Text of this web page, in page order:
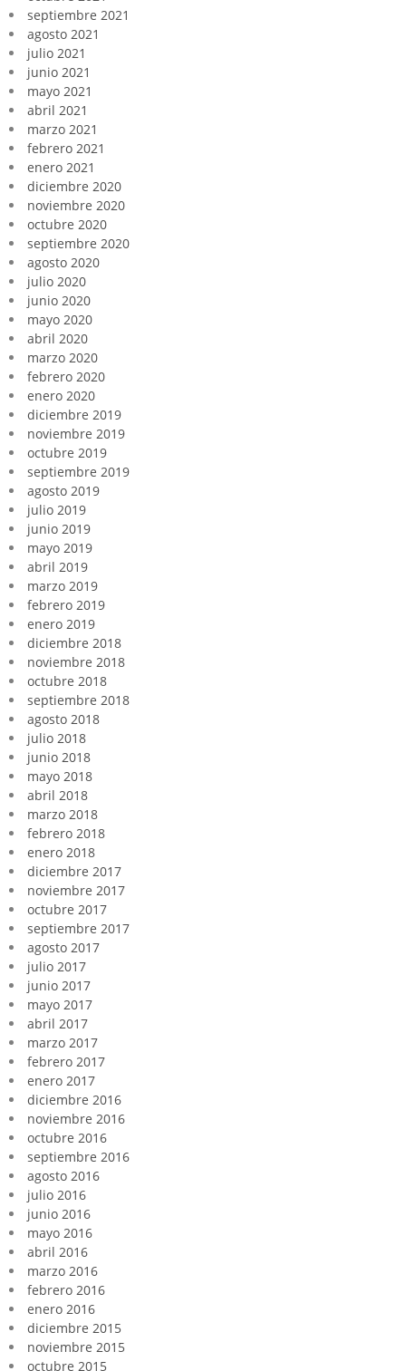
septiembre 2021
agosto 2021
julio 2021
junio 2021
mayo 2021
abril 2021
marzo 2021
febrero 2021
enero 2021
diciembre 2020
noviembre 2020
octubre 2020
septiembre 2020
agosto 2020
julio 2020
junio 2020
mayo 2020
abril 2020
marzo 2020
febrero 2020
enero 2020
diciembre 2019
noviembre 2019
octubre 2019
septiembre 2019
agosto 2019
julio 2019
junio 2019
mayo 2019
abril 2019
marzo 2019
febrero 2019
enero 2019
diciembre 2018
noviembre 2018
octubre 2018
septiembre 2018
agosto 2018
julio 2018
junio 2018
mayo 2018
abril 2018
marzo 2018
febrero 2018
enero 2018
diciembre 2017
noviembre 2017
octubre 2017
septiembre 2017
agosto 2017
julio 2017
junio 2017
mayo 2017
abril 2017
marzo 2017
febrero 2017
enero 2017
diciembre 2016
noviembre 2016
octubre 2016
septiembre 2016
agosto 2016
julio 2016
junio 2016
mayo 2016
abril 2016
marzo 2016
febrero 2016
enero 2016
diciembre 2015
noviembre 2015
octubre 2015